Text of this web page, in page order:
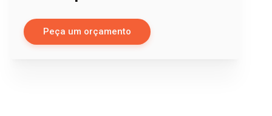
Peça um orçamento